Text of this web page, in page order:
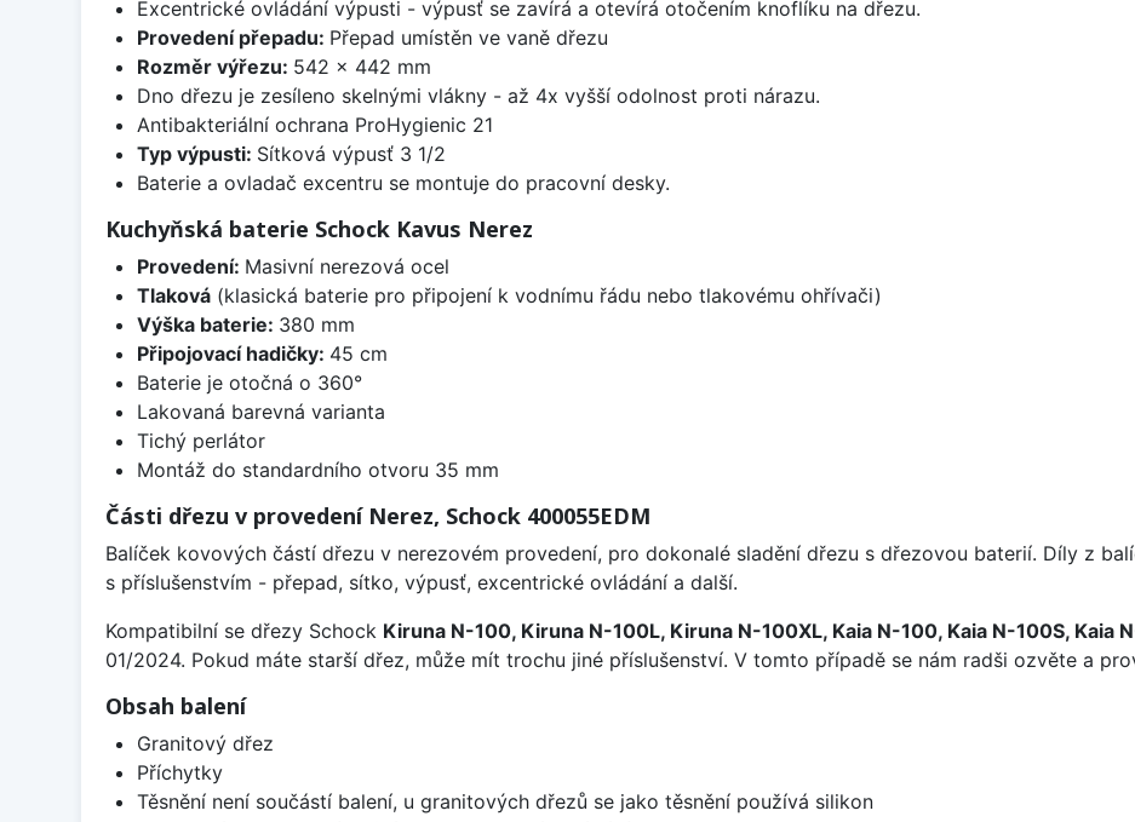
Excentrické ovládání výpusti - výpusť se zavírá a otevírá otočením knoflíku na dřezu.
Provedení přepadu: Přepad umístěn ve vaně dřezu
Rozměr výřezu: 542 x 442 mm
Dno dřezu je zesíleno skelnými vlákny - až 4x vyšší odolnost proti nárazu.
Antibakteriální ochrana ProHygienic 21
Typ výpusti: Sítková výpusť 3 1/2
Baterie a ovladač excentru se montuje do pracovní desky.
Kuchyňská baterie Schock Kavus Nerez
Provedení: Masivní nerezová ocel
Tlaková(klasická baterie pro připojení k vodnímu řádu nebo tlakovému ohřívači)
Výška baterie: 380 mm
Připojovací hadičky: 45 cm
Baterie je otočná o 360°
Lakovaná barevná varianta
Tichý perlátor
Montáž do standardního otvoru 35 mm
Části dřezu v provedení Nerez, Schock 400055EDM
Balíček kovových částí dřezu v nerezovém provedení, pro dokonalé sladění dřezu s dřezovou baterií. Díly z
s příslušenstvím - přepad, sítko, výpusť, excentrické ovládání a další.
Kompatibilní se dřezy Schock Kiruna N-100, Kiruna N-100L, Kiruna N-100XL, Kaia N-100, Kaia N-100S, Kaia
01/2024. Pokud máte starší dřez, může mít trochu jiné příslušenství. V tomto případě se nám radši ozvěte a
Obsah balení
Granitový dřez
Příchytky
Těsnění není součástí balení, u granitových dřezů se jako těsnění používá silikon